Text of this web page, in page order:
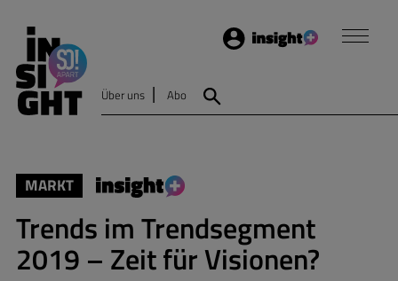
Login
Über uns Abo
MARKT
Trends im Trendsegment
2019 – Zeit für Visionen?